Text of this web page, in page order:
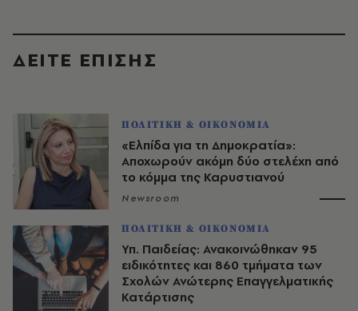
ΔΕΙΤΕ ΕΠΙΣΗΣ
ΠΟΛΙΤΙΚΗ & ΟΙΚΟΝΟΜΙΑ
«Ελπίδα για τη Δημοκρατία»:
Αποχωρούν ακόμη δύο στελέχη από
το κόμμα της Καρυστιανού
Newsroom
ΠΟΛΙΤΙΚΗ & ΟΙΚΟΝΟΜΙΑ
Υπ. Παιδείας: Ανακοινώθηκαν 95
ειδικότητες και 860 τμήματα των
Σχολών Ανώτερης Επαγγελματικής
Κατάρτισης